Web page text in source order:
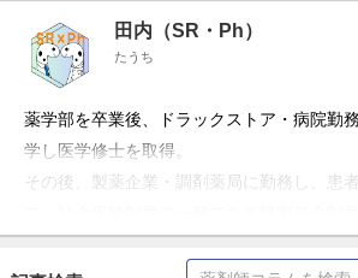
田内（SR・Ph）
たうち
薬学部を卒業後、ドラックストア・病院勤
学し医学修士を取得。
その後、製薬企業・調剤薬局に勤務し、患
で、社会保険制度の一種である障害年金制